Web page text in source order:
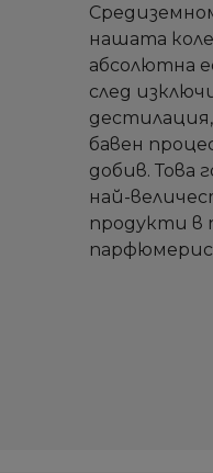
нашата
абсолютна
след
бавен
добив. Това
най-
продукти в